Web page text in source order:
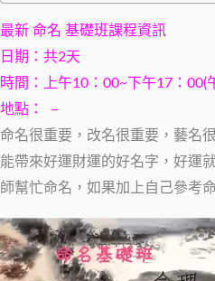
最新 命名 基礎班課程資訊
日期：共2天
時間：上午10：00~下午17：00(
地點： –
命名很重要，改名很重要，藝名
能帶來好運財運的好名字，好運
師幫忙命名，如果加上自己參考